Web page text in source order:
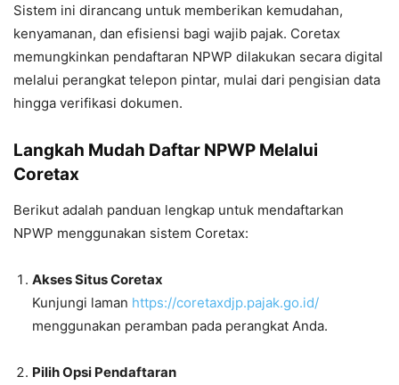
Sistem ini dirancang untuk memberikan kemudahan,
kenyamanan, dan efisiensi bagi wajib pajak. Coretax
memungkinkan pendaftaran NPWP dilakukan secara digital
melalui perangkat telepon pintar, mulai dari pengisian data
hingga verifikasi dokumen.
Langkah Mudah Daftar NPWP Melalui
Coretax
Berikut adalah panduan lengkap untuk mendaftarkan
NPWP menggunakan sistem Coretax:
Akses Situs Coretax
Kunjungi laman https://coretaxdjp.pajak.go.id/
menggunakan peramban pada perangkat Anda.
Pilih Opsi Pendaftaran